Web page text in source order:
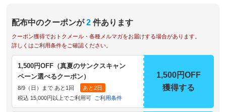
配布中のクーポンが 2 件あります
クーポン獲得でおトクメール・各種メルマガをお届けする場合があります。
詳しくはご利用条件をご確認ください。
1,500円OFF（真夏のサンクスキャン
ペーン選べるクーポン）
8/9（日）まで あと1回
あと2日
税込 15,000円以上でご利用可
ご利用条件
1,500円OFF
獲得する